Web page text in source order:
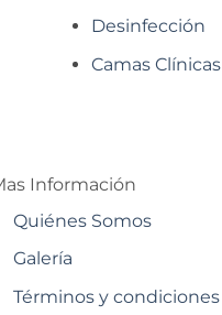
Desinfección
Camas Clínicas
Información
Quiénes Somos
Galería
Términos y condiciones